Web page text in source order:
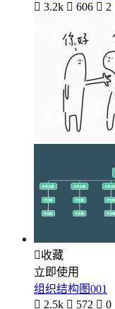
 3.2k  606  2
收藏
立即使用
组织结构图001
 2.5k  572  0